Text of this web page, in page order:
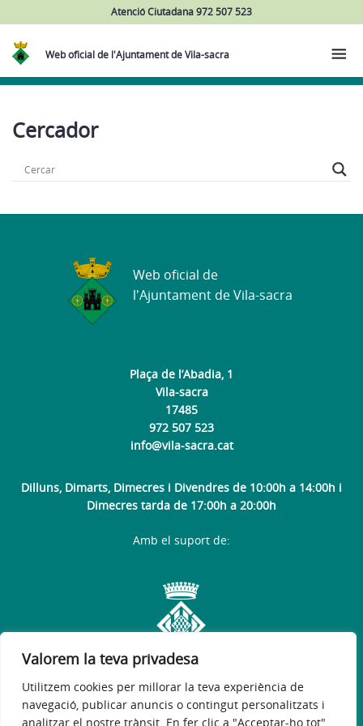
Valorem la teva privadesa
Utilitzem cookies per millorar la teva experiència de
navegació, publicar anuncis o contingut personalitzats i
analitzar el nostre trànsit. En fer clic a "Acceptar-ho tot",
Atenció Ciutadana 972 507 523
Web oficial de l'Ajuntament de Vila-sacra
Cercador
Plaça de l’Abadia, 1
Vila-sacra
17485
972 507 523
info@vila-sacra.cat
Dilluns, Dimarts, Dimecres i Divendres de 10:00h a 14:00h i
Dimecres tarda de 17:00h a 20:00h
Web oficial de
l'Ajuntament de Vila-sacra
Amb el suport de: